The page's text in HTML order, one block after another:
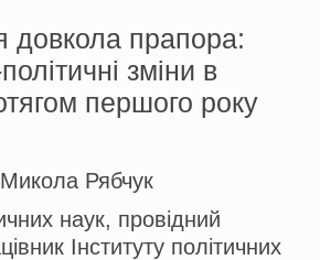
довкола прапора:
зміни в
першого року
Рябчук
наук, провідний
Інституту політичних